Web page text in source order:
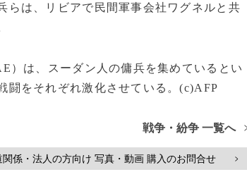
らは、リビアで民間軍事会社ワグネルと共
は、スーダン人の傭兵を集めているとい
闘をそれぞれ激化させている。(c)AFP
戦争・紛争 一覧へ
関係・法人の方向け 写真・動画 購入のお問合せ >